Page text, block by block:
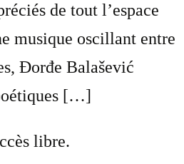
de tout l’espace
musique oscillant entre
Đorđe Balašević
[…]
libre.